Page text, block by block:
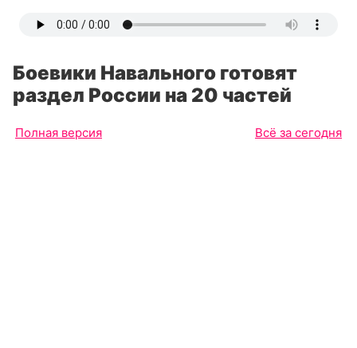
Боевики Навального готовят
раздел России на 20 частей
Полная версия Всё за сегодня